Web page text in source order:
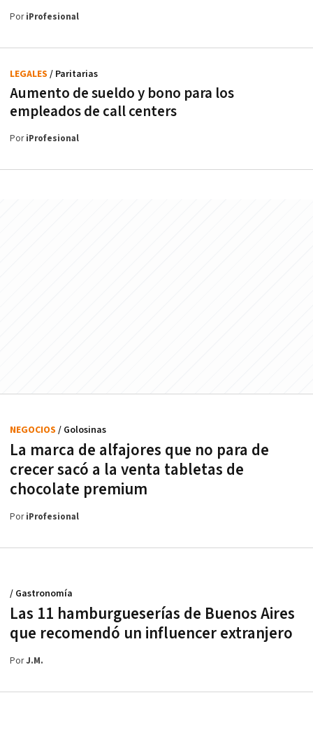
PoriProfesional
Aumento de sueldo y bono para los
empleados de call centers
LEGALES / Paritarias
PoriProfesional
La marca de alfajores que no para de
crecer sacó a la venta tabletas de
chocolate premium
NEGOCIOS / Golosinas
PoriProfesional
Las 11 hamburgueserías de Buenos Aires
que recomendó un influencer extranjero
/ Gastronomía
PorJ.M.